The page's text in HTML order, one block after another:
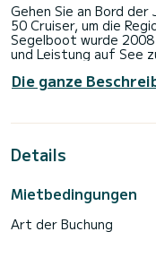
Gehen Sie an Bord
50 Cruiser, um die
Segelboot wurde
und Leistung auf See
Das Boot verfügt über
bietet Platz für 11
außergewöhnlichen
SamBoat bearbeitet.
Die ganze
Details
Mietbedingungen
Art der Buchung